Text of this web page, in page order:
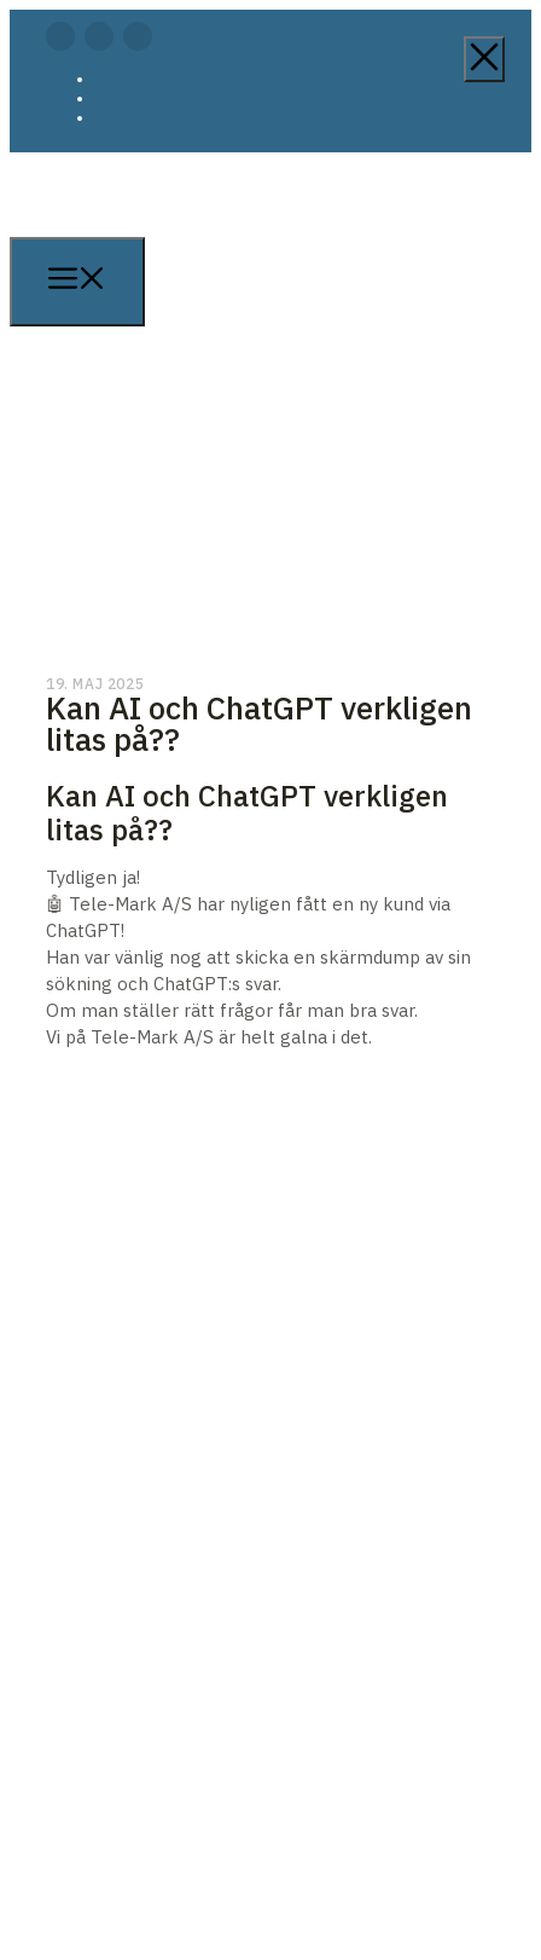
19. MAJ 2025
Kan AI och ChatGPT verkligen
litas på??
Kan AI och ChatGPT verkligen
litas på??
Tydligen ja!
🤖 Tele-Mark A/S har nyligen fått en ny kund via
ChatGPT!
Han var vänlig nog att skicka en skärmdump av sin
sökning och ChatGPT:s svar.
Om man ställer rätt frågor får man bra svar.
Vi på Tele-Mark A/S är helt galna i det.